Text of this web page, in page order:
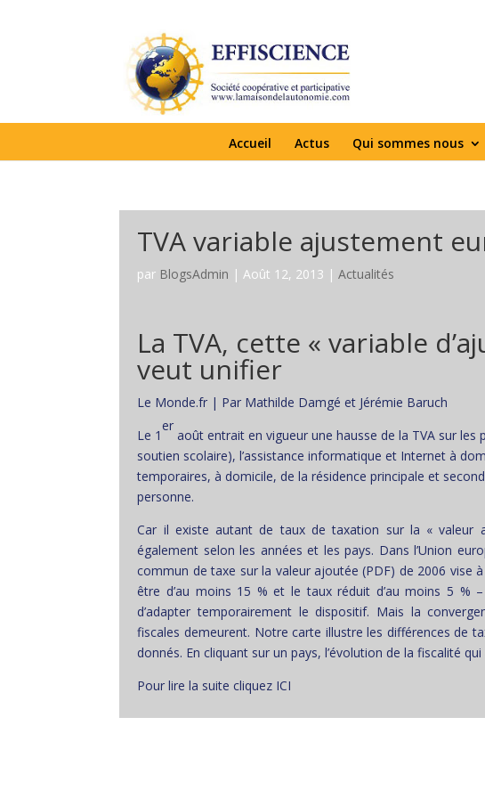
Accueil Actus Qui sommes nous
TVA variable ajustement
par BlogsAdmin |Août 12, 2013 |Actualités
La TVA, cette « variable
veut unifier
Le Monde.fr | Par Mathilde Damgé et Jérémie Baruch
Le 1
er
août entrait en vigueur une hausse de la TVA sur
soutien scolaire), l’assistance informatique et Internet à
temporaires, à domicile, de la résidence principale et
personne.
Car il existe autant de taux de taxation sur la « valeur
également selon les années et les pays. Dans l’Union
commun de taxe sur la valeur ajoutée (PDF) de 2006 vise
être d’au moins 15 % et le taux réduit d’au moins 5 %
d’adapter temporairement le dispositif. Mais la
fiscales demeurent. Notre carte illustre les différences de
donnés. En cliquant sur un pays, l’évolution de la fiscalité
Pour lire la suite cliquez ICI